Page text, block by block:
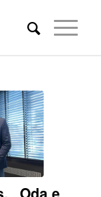
„Oda e